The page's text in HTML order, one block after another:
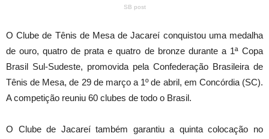
SB post
O Clube de Tênis de Mesa de Jacareí conquistou uma medalha
de ouro, quatro de prata e quatro de bronze durante a 1ª Copa
Brasil Sul-Sudeste, promovida pela Confederação Brasileira de
Tênis de Mesa, de 29 de março a 1º de abril, em Concórdia (SC).
A competição reuniu 60 clubes de todo o Brasil.
O Clube de Jacareí também garantiu a quinta colocação no